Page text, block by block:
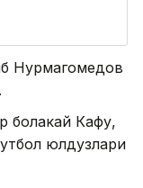
Нурмагомедов
болакай Кафу,
юлдузлари